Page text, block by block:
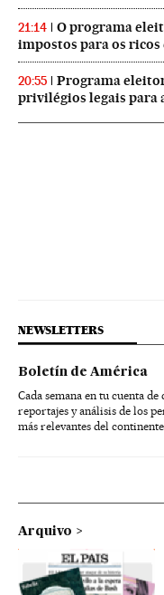
21:14
O programa
impostos para os
20:55
Programa
privilégios legais para
NEWSLETTERS
Boletín de América
Cada semana en tu cuenta
reportajes y análisis de los
más relevantes del continente.
Arquivo